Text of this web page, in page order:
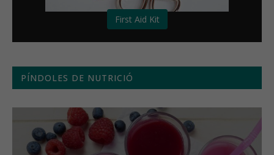
First Aid Kit
PÍNDOLES DE NUTRICIÓ